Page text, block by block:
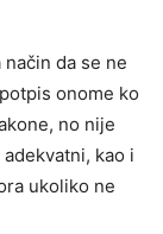
da se ne
onome ko
no nije
kao i
ukoliko ne